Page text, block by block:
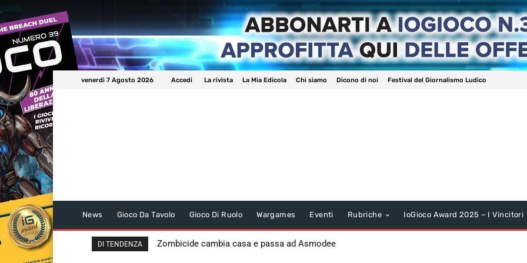
venerdì 7 Agosto 2026 Accedi La rivista La Mia Edicola Chi siamo Dicono di noi Festival del Giornalismo Ludico
News Gioco Da Tavolo Gioco Di Ruolo Wargames Eventi Rubriche IoGioco Award 2025 – I Vincitori
DI TENDENZA Zombicide cambia casa e passa ad Asmodee